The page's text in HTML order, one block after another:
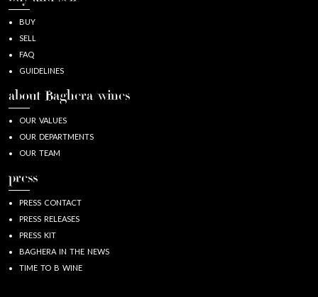
BUY
SELL
FAQ
GUIDELINES
about Baghera/wines
OUR VALUES
OUR DEPARTMENTS
OUR TEAM
press
PRESS CONTACT
PRESS RELEASES
PRESS KIT
BAGHERA IN THE NEWS
TIME TO B WINE